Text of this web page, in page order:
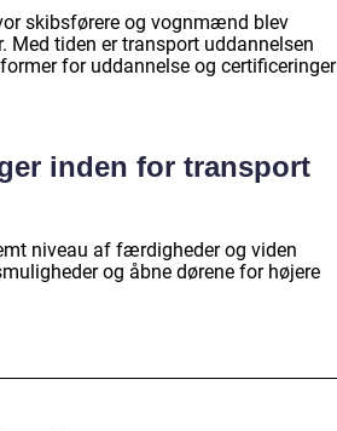
skibsførere og vognmænd blev
tiden er transport uddannelsen
for uddannelse og certificeringer
inden for transport
niveau af færdigheder og viden
og åbne dørene for højere